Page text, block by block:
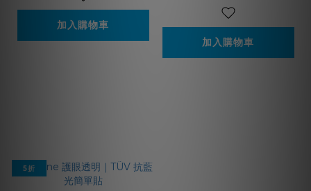
加入購物車
加入購物車
5折